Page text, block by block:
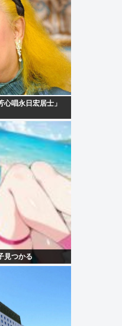
唱永日宏居士」
見つかる